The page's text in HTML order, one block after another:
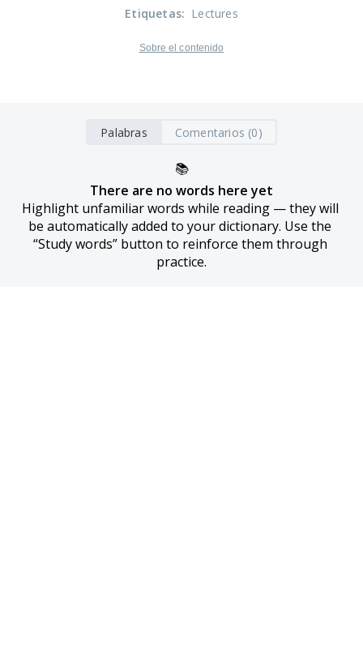
Etiquetas: Lectures
Sobre el contenido
Palabras Comentarios (0)
📚
There are no words here yet
Highlight unfamiliar words while reading — they will
be automatically added to your dictionary. Use the
“Study words” button to reinforce them through
practice.